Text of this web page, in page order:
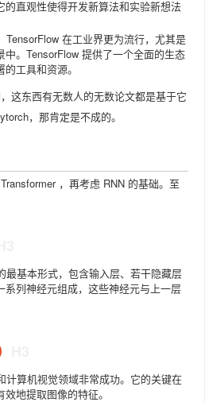
的直观性使得开发新算法和实验新想法
TensorFlow 在工业界更为流行，尤其是
。TensorFlow 提供了一个全面的生态
工具和资源。
这东西有无数人的无数论文都是基于它
，那肯定是不成的。
，再考虑 RNN 的基础。至
最基本形式，包含输入层、若干隐藏层
系列神经元组成，这些神经元与上一层
计算机视觉领域非常成功。它的关键在
地提取图像的特征。